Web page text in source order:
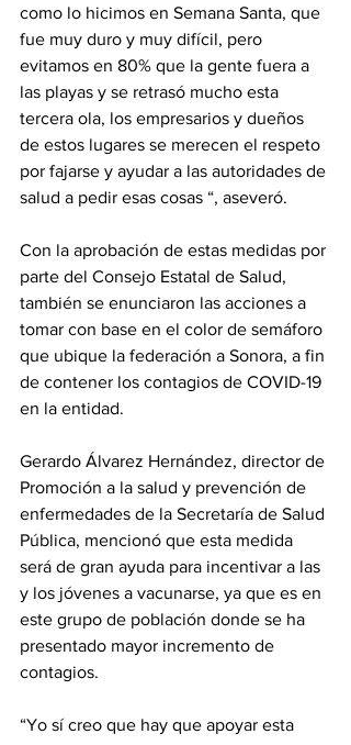
como lo hicimos en Semana Santa, que
fue muy duro y muy difícil, pero
evitamos en 80% que la gente fuera a
las playas y se retrasó mucho esta
tercera ola, los empresarios y dueños
de estos lugares se merecen el respeto
por fajarse y ayudar a las autoridades de
salud a pedir esas cosas “, aseveró.
Con la aprobación de estas medidas por
parte del Consejo Estatal de Salud,
también se enunciaron las acciones a
tomar con base en el color de semáforo
que ubique la federación a Sonora, a fin
de contener los contagios de COVID-19
en la entidad.
Gerardo Álvarez Hernández, director de
Promoción a la salud y prevención de
enfermedades de la Secretaría de Salud
Pública, mencionó que esta medida
será de gran ayuda para incentivar a las
y los jóvenes a vacunarse, ya que es en
este grupo de población donde se ha
presentado mayor incremento de
contagios.
“Yo sí creo que hay que apoyar esta